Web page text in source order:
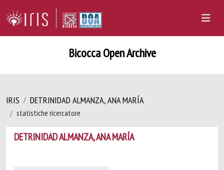
Bicocca Open Archive
IRIS DETRINIDAD ALMANZA, ANA MARÍA
statistiche ricercatore
DETRINIDAD ALMANZA, ANA MARÍA